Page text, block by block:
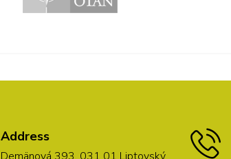
Address